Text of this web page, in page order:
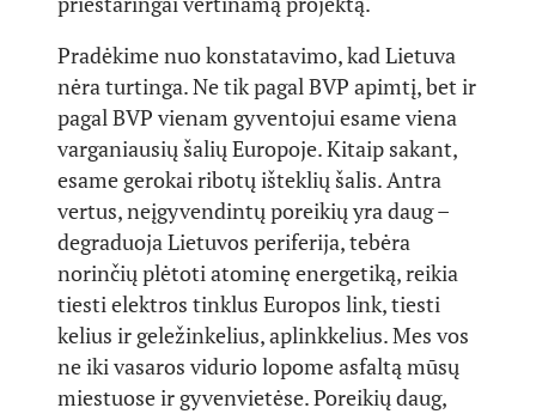
Pradėkime nuo konstatavimo, kad Lietuva
nėra turtinga. Ne tik pagal BVP apimtį, bet ir
pagal BVP vienam gyventojui esame viena
varganiausių šalių Europoje. Kitaip sakant,
esame gerokai ribotų išteklių šalis. Antra
vertus, neįgyvendintų poreikių yra daug –
degraduoja Lietuvos periferija, tebėra
norinčių plėtoti atominę energetiką, reikia
tiesti elektros tinklus Europos link, tiesti
kelius ir geležinkelius, aplinkkelius. Mes vos
ne iki vasaros vidurio lopome asfaltą mūsų
miestuose ir gyvenvietėse. Poreikių daug,